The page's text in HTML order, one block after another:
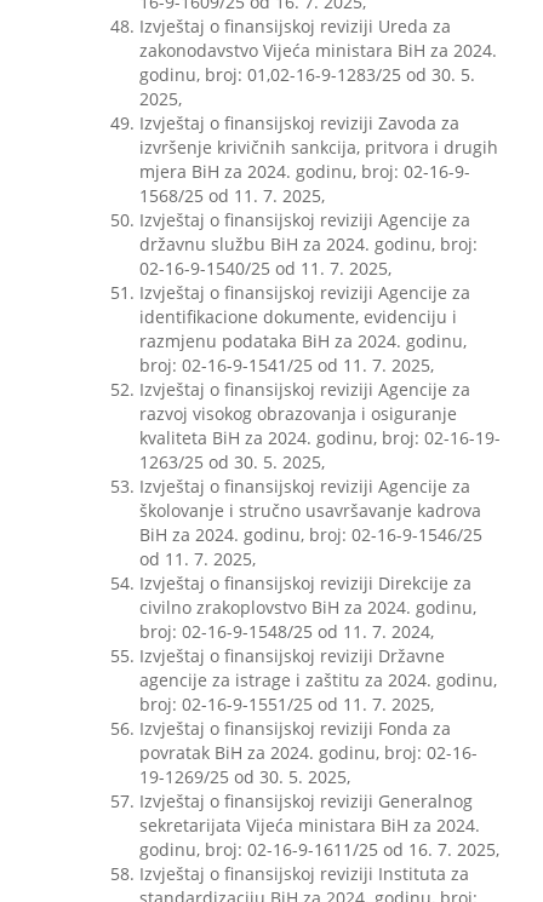
Izvještaj o finansijskoj reviziji Ureda za
zakonodavstvo Vijeća ministara BiH za 2024.
godinu, broj: 01,02-16-9-1283/25 od 30. 5.
2025,
Izvještaj o finansijskoj reviziji Zavoda za
izvršenje krivičnih sankcija, pritvora i drugih
mjera BiH za 2024. godinu, broj: 02-16-9-
1568/25 od 11. 7. 2025,
Izvještaj o finansijskoj reviziji Agencije za
državnu službu BiH za 2024. godinu, broj:
02-16-9-1540/25 od 11. 7. 2025,
Izvještaj o finansijskoj reviziji Agencije za
identifikacione dokumente, evidenciju i
razmjenu podataka BiH za 2024. godinu,
broj: 02-16-9-1541/25 od 11. 7. 2025,
Izvještaj o finansijskoj reviziji Agencije za
razvoj visokog obrazovanja i osiguranje
kvaliteta BiH za 2024. godinu, broj: 02-16-19-
1263/25 od 30. 5. 2025,
Izvještaj o finansijskoj reviziji Agencije za
školovanje i stručno usavršavanje kadrova
BiH za 2024. godinu, broj: 02-16-9-1546/25
od 11. 7. 2025,
Izvještaj o finansijskoj reviziji Direkcije za
civilno zrakoplovstvo BiH za 2024. godinu,
broj: 02-16-9-1548/25 od 11. 7. 2024,
Izvještaj o finansijskoj reviziji Državne
agencije za istrage i zaštitu za 2024. godinu,
broj: 02-16-9-1551/25 od 11. 7. 2025,
Izvještaj o finansijskoj reviziji Fonda za
povratak BiH za 2024. godinu, broj: 02-16-
19-1269/25 od 30. 5. 2025,
Izvještaj o finansijskoj reviziji Generalnog
sekretarijata Vijeća ministara BiH za 2024.
godinu, broj: 02-16-9-1611/25 od 16. 7. 2025,
Izvještaj o finansijskoj reviziji Instituta za